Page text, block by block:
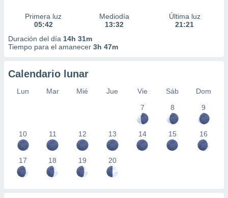
Primera luz
05:42
Mediodía
13:32
Última luz
21:21
Duración del día 14h 31m
Tiempo para el amanecer 3h 47m
Calendario lunar
Lun Mar Mié Jue Vie Sáb
Dom
7
8 9
10 11 12 13 14 15 16
17 18 19 20